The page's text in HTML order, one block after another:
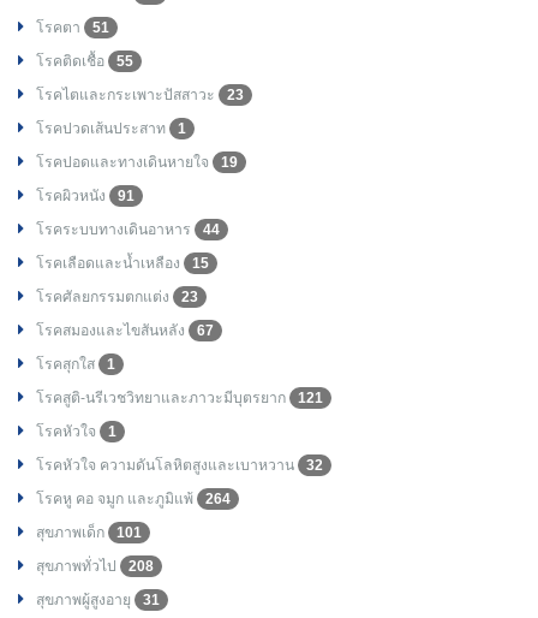
โรคตา
51
โรคติดเชื้อ
55
โรคไตและกระเพาะปัสสาวะ
23
โรคปวดเส้นประสาท
1
โรคปอดและทางเดินหายใจ
19
โรคผิวหนัง
91
โรคระบบทางเดินอาหาร
44
โรคเลือดและน้ำเหลือง
15
โรคศัลยกรรมตกแต่ง
23
โรคสมองและไขสันหลัง
67
โรคสุกใส
1
โรคสูติ-นรีเวชวิทยาและภาวะมีบุตรยาก
121
โรคหัวใจ
1
โรคหัวใจ ความดันโลหิตสูงและเบาหวาน
32
โรคหู คอ จมูก และภูมิแพ้
264
สุขภาพเด็ก
101
สุขภาพทั่วไป
208
สุขภาพผู้สูงอายุ
31